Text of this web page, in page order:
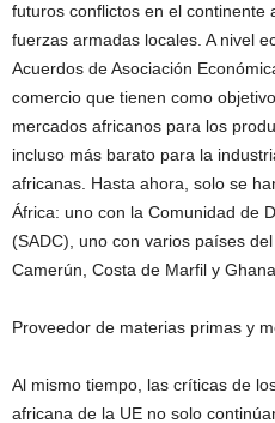
futuros conflictos en el continente
fuerzas armadas locales. A nivel
Acuerdos de Asociación
comercio que tienen como
mercados africanos para los
incluso más barato para la
africanas. Hasta ahora, solo se
África: uno con la Comunidad de
(SADC), uno con varios países
Camerún, Costa de Marfil y
Proveedor de materias primas y
Al mismo tiempo, las críticas de
africana de la UE no solo